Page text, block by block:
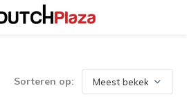
Sorteren op: